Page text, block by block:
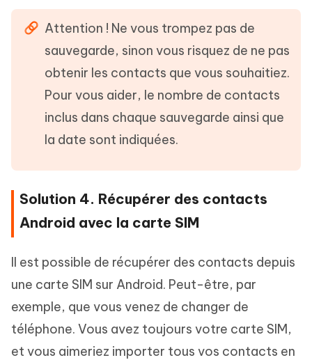
Attention ! Ne vous trompez pas de
sauvegarde, sinon vous risquez de ne pas
obtenir les contacts que vous souhaitiez.
Pour vous aider, le nombre de contacts
inclus dans chaque sauvegarde ainsi que
la date sont indiquées.
Solution 4. Récupérer des contacts
Android avec la carte SIM
Il est possible de récupérer des contacts depuis
une carte SIM sur Android. Peut-être, par
exemple, que vous venez de changer de
téléphone. Vous avez toujours votre carte SIM,
et vous aimeriez importer tous vos contacts en